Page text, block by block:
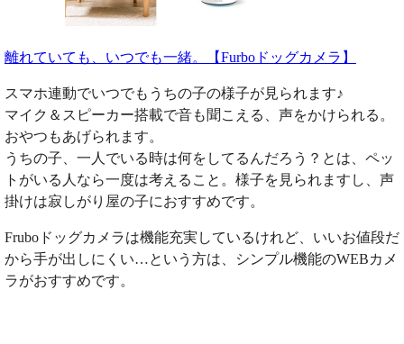
離れていても、いつでも一緒。【Furboドッグカメラ】
スマホ連動でいつでもうちの子の様子が見られます♪
マイク＆スピーカー搭載で音も聞こえる、声をかけられる。
おやつもあげられます。
うちの子、一人でいる時は何をしてるんだろう？とは、ペッ
トがいる人なら一度は考えること。様子を見られますし、声
掛けは寂しがり屋の子におすすめです。
Fruboドッグカメラは機能充実しているけれど、いいお値段だ
から手が出しにくい…という方は、シンプル機能のWEBカメ
ラがおすすめです。